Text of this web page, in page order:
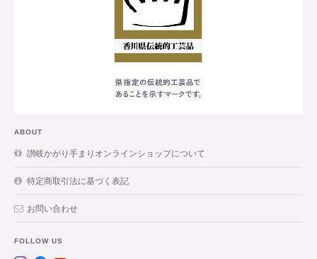
ABOUT
讃岐かがり手まりオンラインショップについて
特定商取引法に基づく表記
お問い合わせ
FOLLOW US